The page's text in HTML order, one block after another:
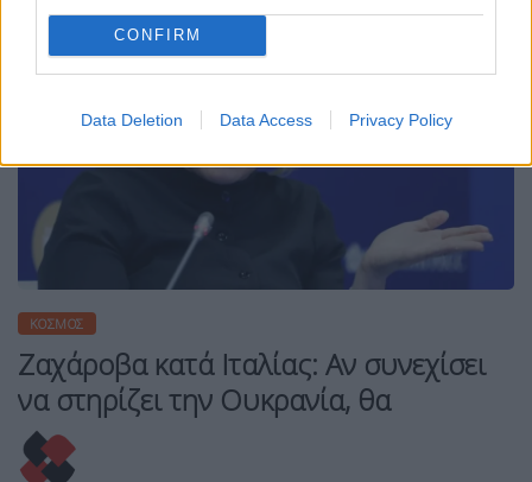
CONFIRM
Data Deletion Data Access Privacy Policy
ΚΌΣΜΟΣ
Ζαχάροβα κατά Ιταλίας: Αν συνεχίσει
να στηρίζει την Ουκρανία, θα